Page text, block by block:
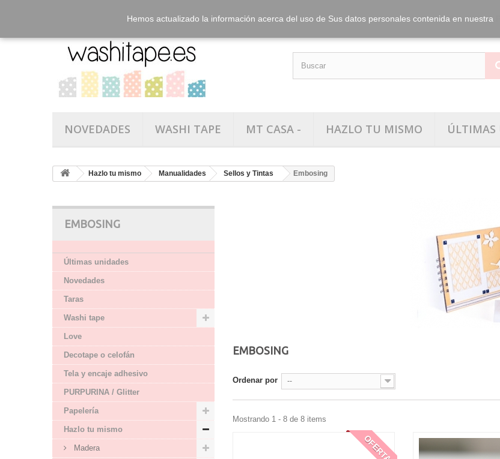
Tel.:
NOVEDADES WASHI TAPE MT CASA - HAZLO TU MISMO ÚLTIMAS
Hazlo tu mismo Manualidades Sellos y Tintas Embosing
EMBOSING
Últimas unidades
Novedades
Taras
Washi tape
Love
Decotape o celofán
Tela y encaje adhesivo
PURPURINA / Glitter
Papelería
Hazlo tu mismo
Madera
EMBOSING
Ordenar por --
Mostrando 1 - 8 de 8 items
OFERTA
Hemos actualizado la información acerca del uso de Sus datos personales contenida en nuestra